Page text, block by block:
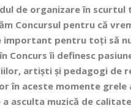
de organizare în scurtul
Concursul pentru că
important pentru toți să
Concurs îi definesc
artiști și pedagogi de
în aceste momente
asculta muzică de